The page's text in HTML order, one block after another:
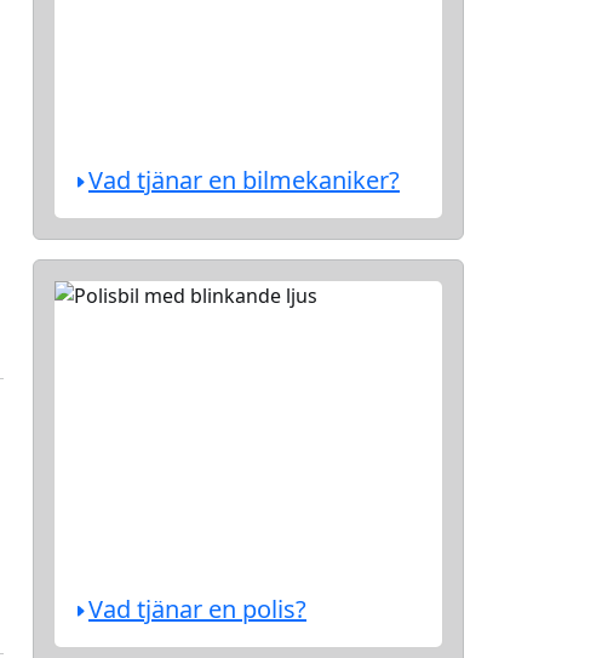
Vad tjänar en bilmekaniker?
Vad tjänar en polis?